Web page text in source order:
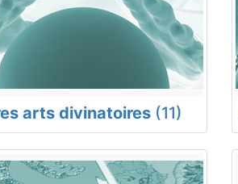
arts divinatoires (11)